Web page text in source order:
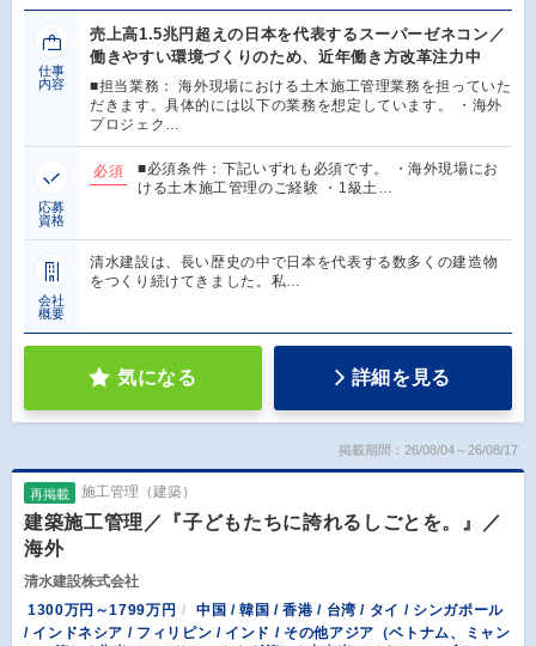
仕事
内容
売上高1.5兆円超えの日本を代表するスーパーゼネコン／
働きやすい環境づくりのため、近年働き方改革注力中
■担当業務： 海外現場における土木施工管理業務を担っていた
だきます。具体的には以下の業務を想定しています。 ・海外
プロジェク…
応募
資格
必須
■必須条件：下記いずれも必須です。 ・海外現場にお
ける土木施工管理のご経験 ・1級土…
会社
概要
清水建設は、長い歴史の中で日本を代表する数多くの建造物
をつくり続けてきました。私…
気になる 詳細を見る
掲載期間：26/08/04～26/08/17
再掲載 施工管理（建築）
建築施工管理／『子どもたちに誇れるしごとを。』／
海外
清水建設株式会社
1300万円～1799万円
中国 / 韓国 / 香港 / 台湾 / タイ / シンガポール
/ インドネシア / フィリピン / インド / その他アジア（ベトナム、ミャン